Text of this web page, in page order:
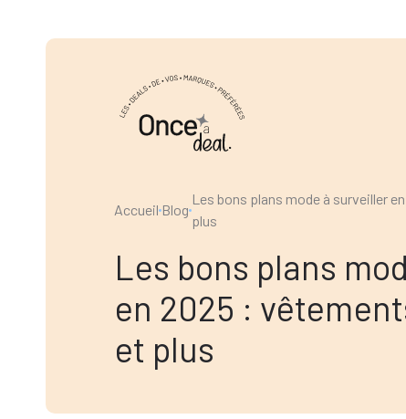
Accueil Blog
Les bons plans mode à surveiller
plus
Les bons plans
en 2025 :
et plus